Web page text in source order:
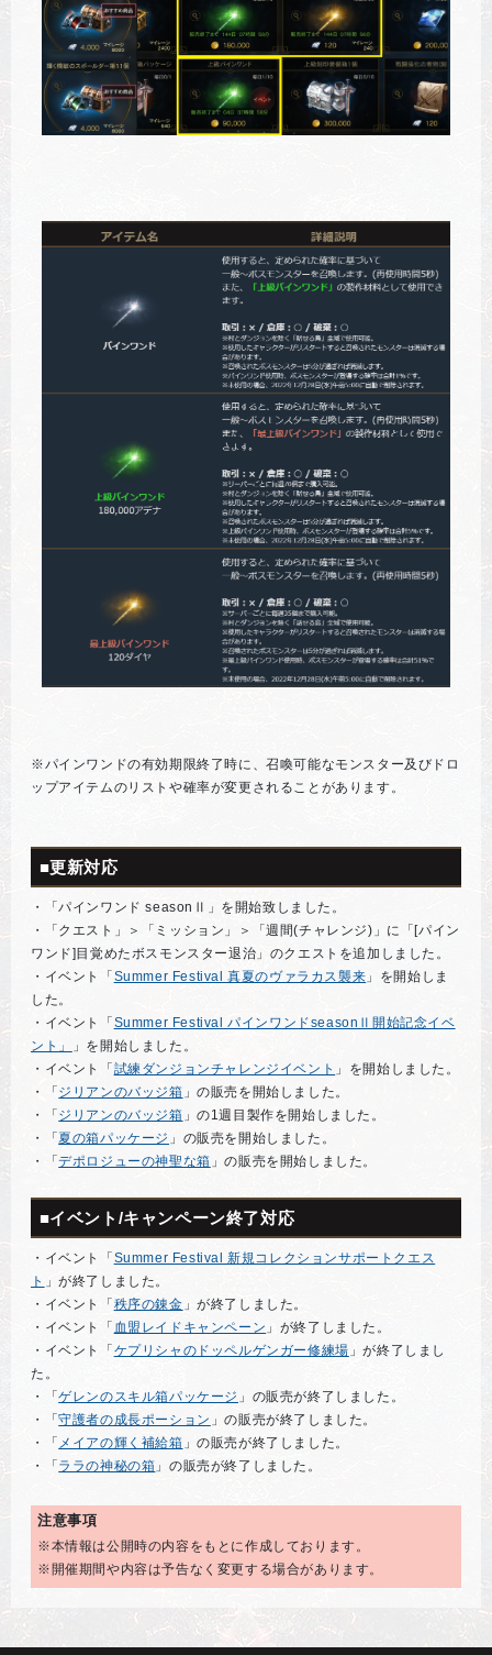
※パインワンドの有効期限終了時に、召喚可能なモンスター及びドロ
ップアイテムのリストや確率が変更されることがあります。
■更新対応
・「パインワンド seasonⅡ」を開始致しました。
・「クエスト」＞「ミッション」＞「週間(チャレンジ)」に「[パイン
ワンド]目覚めたボスモンスター退治」のクエストを追加しました。
・イベント「Summer Festival 真夏のヴァラカス襲来 」を開始しま
した。
・イベント「Summer Festival パインワンドseasonⅡ開始記念イベ
ント」
」を開始しました。
・イベント「試練ダンジョンチャレンジイベント 」を開始しました。
・「ジリアンのバッジ箱 」の販売を開始しました。
・「ジリアンのバッジ箱 」の1週目製作を開始しました。
・「夏の箱パッケージ 」の販売を開始しました。
・「デポロジューの神聖な箱 」の販売を開始しました。
■イベント/キャンペーン終了対応
・イベント「Summer Festival 新規コレクションサポートクエス
ト 」が終了しました。
・イベント「秩序の錬金 」が終了しました。
・イベント「 血盟レイドキャンペーン 」が終了しました。
・イベント「ケプリシャのドッペルゲンガー修練場 」が終了しまし
た。
・「ゲレンのスキル箱パッケージ 」の販売が終了しました。
・「守護者の成長ポーション 」の販売が終了しました。
・「 メイアの輝く補給箱 」の販売が終了しました。
・「ララの神秘の箱 」の販売が終了しました。
注意事項
※本情報は公開時の内容をもとに作成しております。
※開催期間や内容は予告なく変更する場合があります。